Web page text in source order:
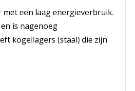
een laag energieverbruik.
is nagenoeg
kogellagers (staal) die zijn